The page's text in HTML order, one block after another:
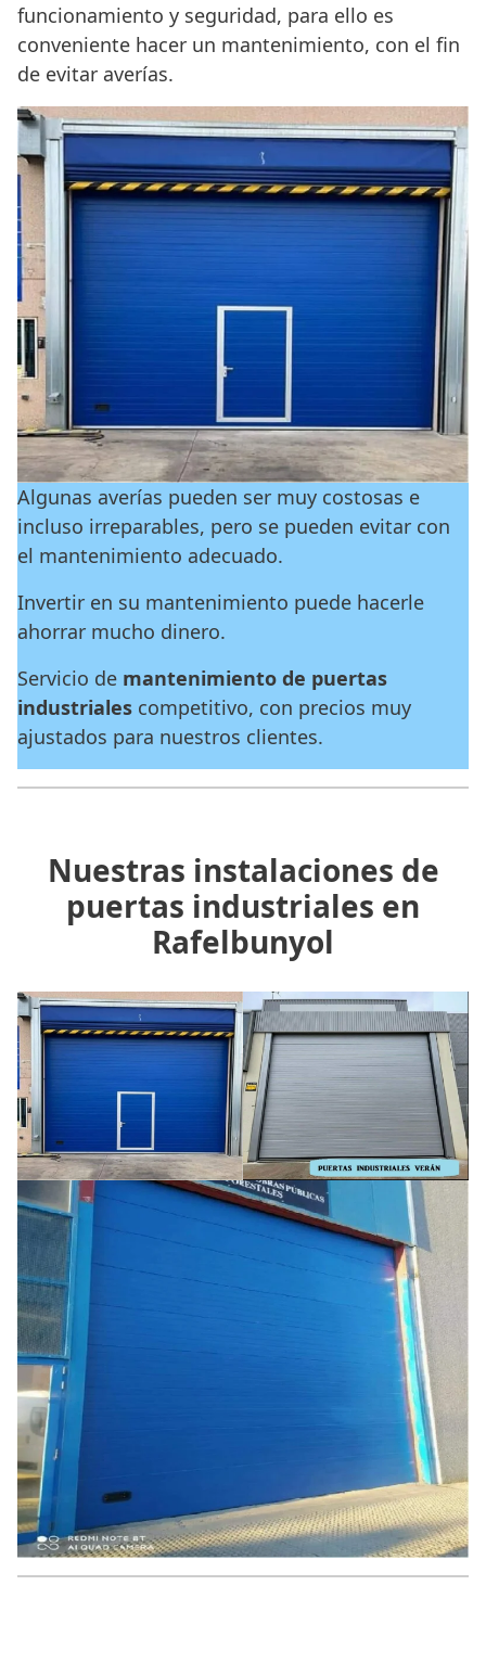
funcionamiento y seguridad, para ello es
conveniente hacer un mantenimiento, con el fin
de evitar averías.
Algunas averías pueden ser muy costosas e
incluso irreparables, pero se pueden evitar con
el mantenimiento adecuado.
Invertir en su mantenimiento puede hacerle
ahorrar mucho dinero.
Servicio de mantenimiento de puertas
industriales competitivo, con precios muy
ajustados para nuestros clientes.
Nuestras instalaciones de
puertas industriales en
Rafelbunyol